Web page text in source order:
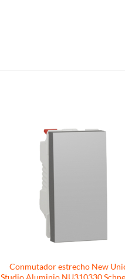
Conmutador estrecho New
Studio Aluminio NU310330